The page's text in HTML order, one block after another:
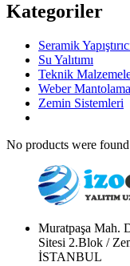
Kategoriler
Seramik
Su Yalıtımı
Teknik
Weber
Zemin Sistemleri
No products were
Muratpaşa Mah.
Sitesi 2.Blok /
İSTANBUL